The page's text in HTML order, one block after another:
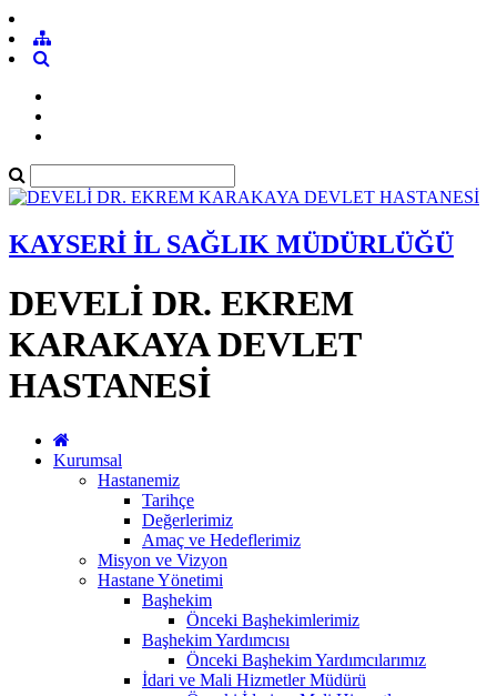
KAYSERİ İL SAĞLIK MÜDÜRLÜĞÜ
DEVELİ DR. EKREM
KARAKAYA DEVLET
HASTANESİ
Kurumsal
Hastanemiz
Tarihçe
Değerlerimiz
Amaç ve Hedeflerimiz
Misyon ve Vizyon
Hastane Yönetimi
Başhekim
Önceki Başhekimlerimiz
Başhekim Yardımcısı
Önceki Başhekim Yardımcılarımız
İdari ve Mali Hizmetler Müdürü